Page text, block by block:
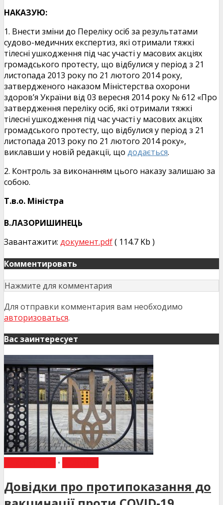
НАКАЗУЮ:
1. Внести зміни до Переліку осіб за результатами
судово-медичних експертиз, які отримали тяжкі
тілесні ушкодження під час участі у масових акціях
громадського протесту, що відбулися у період з 21
листопада 2013 року по 21 лютого 2014 року,
затвердженого наказом Міністерства охорони
здоров’я України від 03 вересня 2014 року № 612 «Про
затвердження переліку осіб, які отримали тяжкі
тілесні ушкодження під час участі у масових акціях
громадського протесту, що відбулися у період з 21
листопада 2013 року по 21 лютого 2014 року»,
виклавши у новій редакції, що додається.
2. Контроль за виконанням цього наказу залишаю за
собою.
Т.в.о. Міністра
В.ЛАЗОРИШИНЕЦЬ
Завантажити: документ.pdf( 114.7 Kb )
Комментировать
Нажмите для комментария
Для отправки комментария вам необходимо
авторизоваться.
Вас заинтересует
•
Довідки про протипоказання до